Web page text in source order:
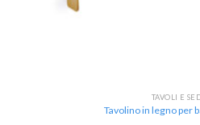
TAVOLI E
Tavolino in legno per